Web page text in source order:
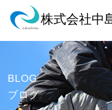
BLOG
ブログ